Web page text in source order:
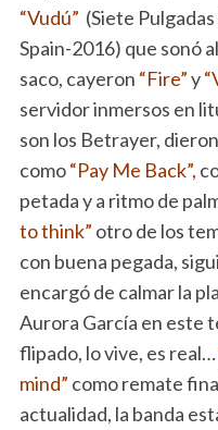
“Vudú” (Siete
Spain-2016) que sonó
saco, cayeron “Fire”y
servidor inmersos en
son los Betrayer,
como“Pay Me Back”,
petada y a ritmo de
to think” otro de los
con buena pegada,
encargó de calmar la
Aurora García en este
flipado, lo vive, es real…
mind” como remate
actualidad, la banda